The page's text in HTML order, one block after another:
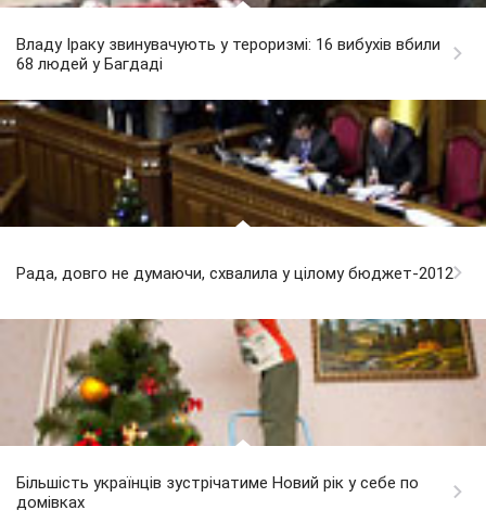
Владу Іраку звинувачують у тероризмі: 16 вибухів вбили
68 людей у Багдаді
Рада, довго не думаючи, схвалила у цілому бюджет-2012
Більшість українців зустрічатиме Новий рік у себе по
домівках